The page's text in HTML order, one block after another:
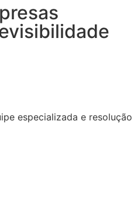
especializada e resolução